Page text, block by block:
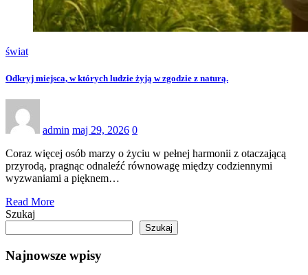
świat
Odkryj miejsca, w których ludzie żyją w zgodzie z naturą.
admin maj 29, 2026 0
Coraz więcej osób marzy o życiu w pełnej harmonii z otaczającą
przyrodą, pragnąc odnaleźć równowagę między codziennymi
wyzwaniami a pięknem…
Read More
Szukaj
Szukaj
Najnowsze wpisy